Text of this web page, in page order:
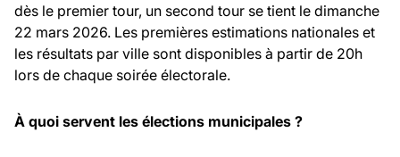
dès le premier tour, un second tour se tient le dimanche
22 mars 2026. Les premières estimations nationales et
les résultats par ville sont disponibles à partir de 20h
lors de chaque soirée électorale.
À quoi servent les élections municipales ?